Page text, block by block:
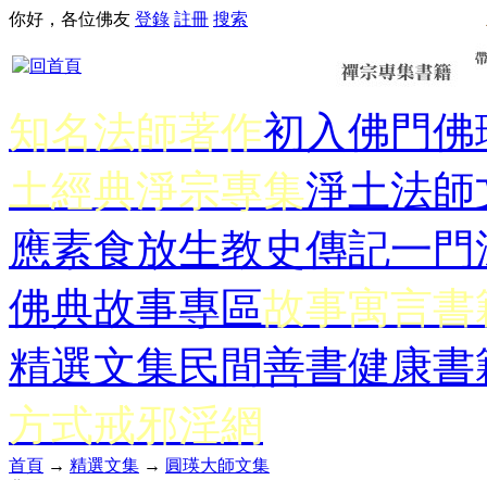
你好，各位佛友 登錄 註冊 搜索
知名法師著作初入佛門佛
土經典淨宗專集淨土法師
應素食放生教史傳記一門
佛典故事專區故事寓言書
精選文集民間善書健康書
方式戒邪淫網
首頁 → 精選文集 → 圓瑛大師文集